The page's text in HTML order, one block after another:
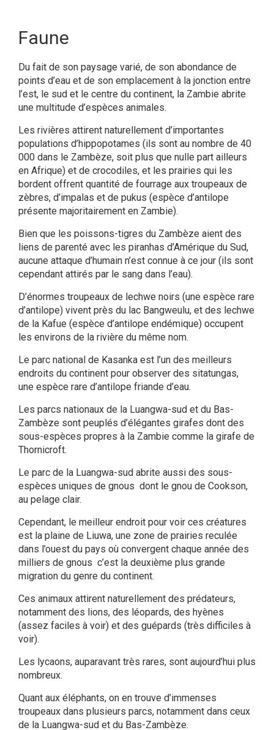
Faune
Du fait de son paysage varié, de son abondance de
points d’eau et de son emplacement à la jonction entre
l’est, le sud et le centre du continent, la Zambie abrite
une multitude d’espèces animales.
Les rivières attirent naturellement d’importantes
populations d’hippopotames (ils sont au nombre de 40
000 dans le Zambèze, soit plus que nulle part ailleurs
en Afrique) et de crocodiles, et les prairies qui les
bordent offrent quantité de fourrage aux troupeaux de
zèbres, d’impalas et de pukus (espèce d’antilope
présente majoritairement en Zambie).
Bien que les poissons-tigres du Zambèze aient des
liens de parenté avec les piranhas d’Amérique du Sud,
aucune attaque d’humain n’est connue à ce jour (ils sont
cependant attirés par le sang dans l’eau).
D’énormes troupeaux de lechwe noirs (une espèce rare
d’antilope) vivent près du lac Bangweulu, et des lechwe
de la Kafue (espèce d’antilope endémique) occupent
les environs de la rivière du même nom.
Le parc national de Kasanka est l’un des meilleurs
endroits du continent pour observer des sitatungas,
une espèce rare d’antilope friande d’eau.
Les parcs nationaux de la Luangwa-sud et du Bas-
Zambèze sont peuplés d’élégantes girafes dont des
sous-espèces propres à la Zambie comme la girafe de
Thornicroft.
Le parc de la Luangwa-sud abrite aussi des sous-
espèces uniques de gnous dont le gnou de Cookson,
au pelage clair.
Cependant, le meilleur endroit pour voir ces créatures
est la plaine de Liuwa, une zone de prairies reculée
dans l’ouest du pays où convergent chaque année des
milliers de gnous c’est la deuxième plus grande
migration du genre du continent.
Ces animaux attirent naturellement des prédateurs,
notamment des lions, des léopards, des hyènes
(assez faciles à voir) et des guépards (très difficiles à
voir).
Les lycaons, auparavant très rares, sont aujourd’hui plus
nombreux.
Quant aux éléphants, on en trouve d’immenses
troupeaux dans plusieurs parcs, notamment dans ceux
de la Luangwa-sud et du Bas-Zambèze.